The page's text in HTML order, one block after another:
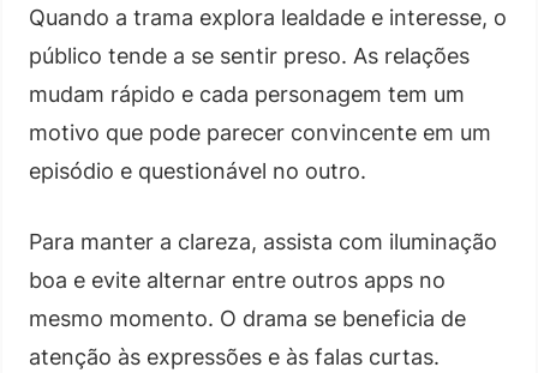
Quando a trama explora lealdade e interesse, o
público tende a se sentir preso. As relações
mudam rápido e cada personagem tem um
motivo que pode parecer convincente em um
episódio e questionável no outro.
Para manter a clareza, assista com iluminação
boa e evite alternar entre outros apps no
mesmo momento. O drama se beneficia de
atenção às expressões e às falas curtas.